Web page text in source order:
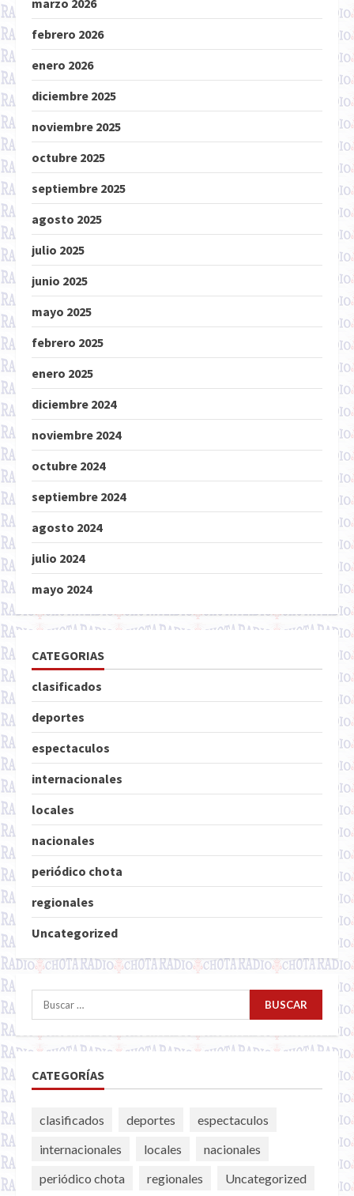
marzo 2026
febrero 2026
enero 2026
diciembre 2025
noviembre 2025
octubre 2025
septiembre 2025
agosto 2025
julio 2025
junio 2025
mayo 2025
febrero 2025
enero 2025
diciembre 2024
noviembre 2024
octubre 2024
septiembre 2024
agosto 2024
julio 2024
mayo 2024
CATEGORIAS
clasificados
deportes
espectaculos
internacionales
locales
nacionales
periódico chota
regionales
Uncategorized
Buscar:
CATEGORÍAS
clasificados deportes
espectaculos
internacionales
locales
nacionales
periódico chota
regionales Uncategorized